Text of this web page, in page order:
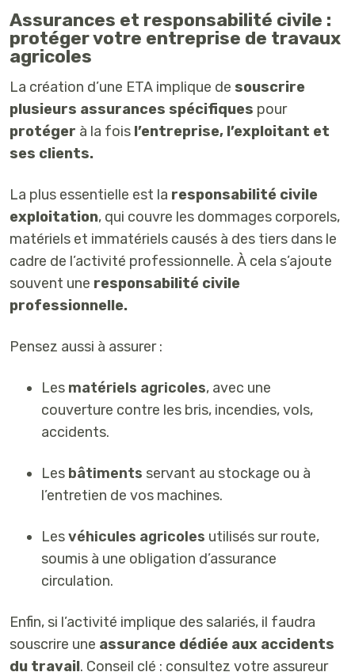
Assurances et responsabilité civile :
protéger votre entreprise de travaux
agricoles
La création d’une ETA implique de souscrire
plusieurs assurances spécifiques pour
protéger à la fois l’entreprise, l’exploitant et
ses clients.
La plus essentielle est la responsabilité civile
exploitation, qui couvre les dommages corporels,
matériels et immatériels causés à des tiers dans le
cadre de l’activité professionnelle. À cela s’ajoute
souvent une responsabilité civile
professionnelle.
Pensez aussi à assurer :
Les matériels agricoles, avec une
couverture contre les bris, incendies, vols,
accidents.
Les bâtiments servant au stockage ou à
l’entretien de vos machines.
Lesvéhicules agricoles utilisés sur route,
soumis à une obligation d’assurance
circulation.
Enfin, si l’activité implique des salariés, il faudra
souscrire une assurance dédiée aux accidents
du travail. Conseil clé : consultez votre assureur